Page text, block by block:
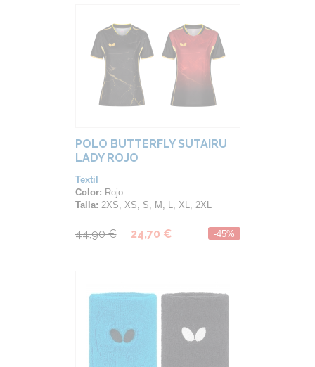
POLO BUTTERFLY SUTAIRU
LADY ROJO
Textil
Color: Rojo
Talla: 2XS, XS, S, M, L, XL, 2XL
44,90 € 24,70 € -45%